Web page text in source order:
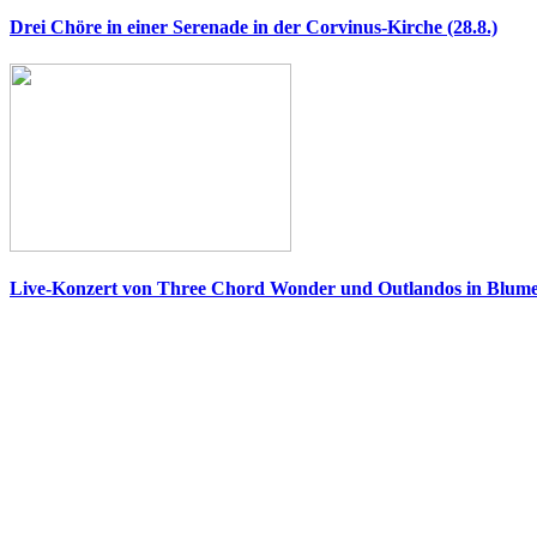
Drei Chöre in einer Serenade in der Corvinus-Kirche (28.8.)
Live-Konzert von Three Chord Wonder und Outlandos in